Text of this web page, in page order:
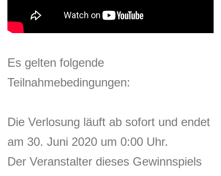
Es gelten folgende
Teilnahmebedingungen:
Die Verlosung läuft ab sofort und endet
am 30. Juni 2020 um 0:00 Uhr.
Der Veranstalter dieses Gewinnspiels